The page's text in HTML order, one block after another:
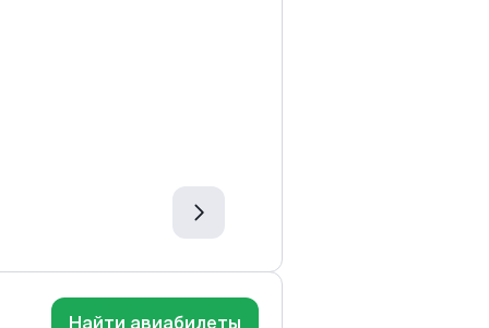
Найти авиабилеты